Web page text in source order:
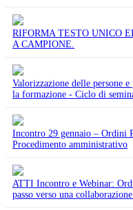
RIFORMA TESTO UNICO
A CAMPIONE.
Valorizzazione delle persone
la formazione - Ciclo di
Incontro 29 gennaio – Ordini
Procedimento amministrativo
ATTI Incontro e Webinar:
passo verso una